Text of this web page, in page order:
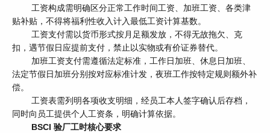
工资构成需明确区分正常工作时间工资、加班工资、各类津
贴补贴，不得将福利性收入计入最低工资计算基数。
工资支付需以货币形式按月足额发放，不得无故拖欠、克
扣，遇节假日应提前支付，禁止以实物或有价证券替代。
加班工资支付需遵循法定标准，工作日加班、休息日加班、
法定节假日加班分别按对应标准计发，夜班工作按特定规则额外补
偿。
工资表需列明各项收支明细，经员工本人签字确认后存档，
同时向员工提供个人工资条，明确计算依据。
BSCI 验厂工时核心要求